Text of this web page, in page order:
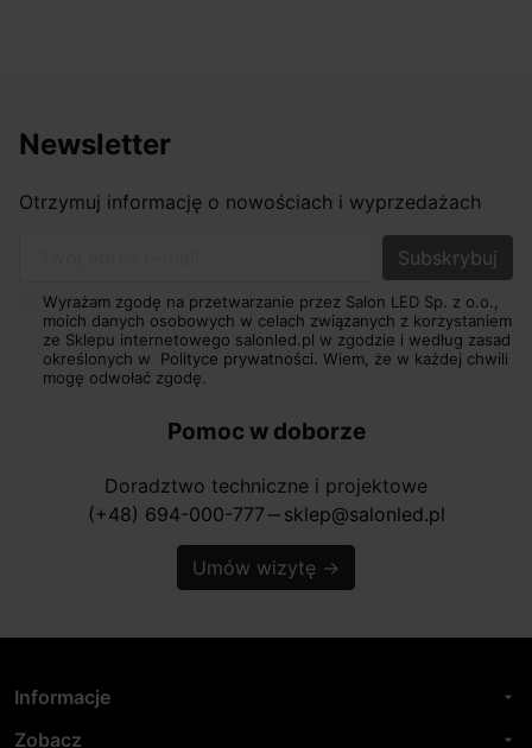
Newsletter
Otrzymuj informację o nowościach i wyprzedażach
Wyrażam zgodę na przetwarzanie przez Salon LED Sp. z o.o.,
moich danych osobowych w celach związanych z korzystaniem
ze Sklepu internetowego salonled.pl w zgodzie i według zasad
określonych w Polityce prywatności. Wiem, że w każdej chwili
mogę odwołać zgodę.
Pomoc w doborze
Doradztwo techniczne i projektowe
(+48) 694-000-777 horizontal_rule sklep@salonled.pl
Umów wizytę →
Informacje arrow_drop_down
Zobacz arrow_drop_down